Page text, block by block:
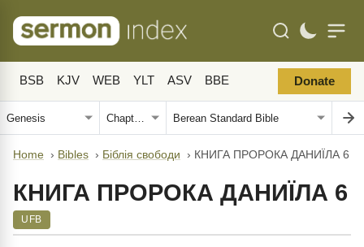
BSB KJV WEB YLT ASV BBE Donate
Home › Bibles › Біблія свободи › КНИГА ПРОРОКА ДАНИЇЛА 6
КНИГА ПРОРОКА ДАНИЇЛА 6
UFB